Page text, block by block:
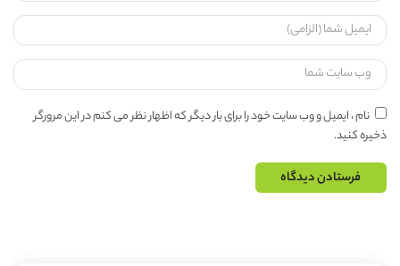
نام ، ایمیل و وب سایت خود را برای بار دیگر که اظهار نظر می کنم در این مرورگر
ذخیره کنید.